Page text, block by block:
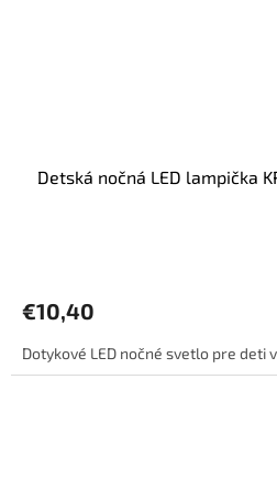
Detská nočná LED lampička
€10,40
Dotykové LED nočné svetlo pre deti